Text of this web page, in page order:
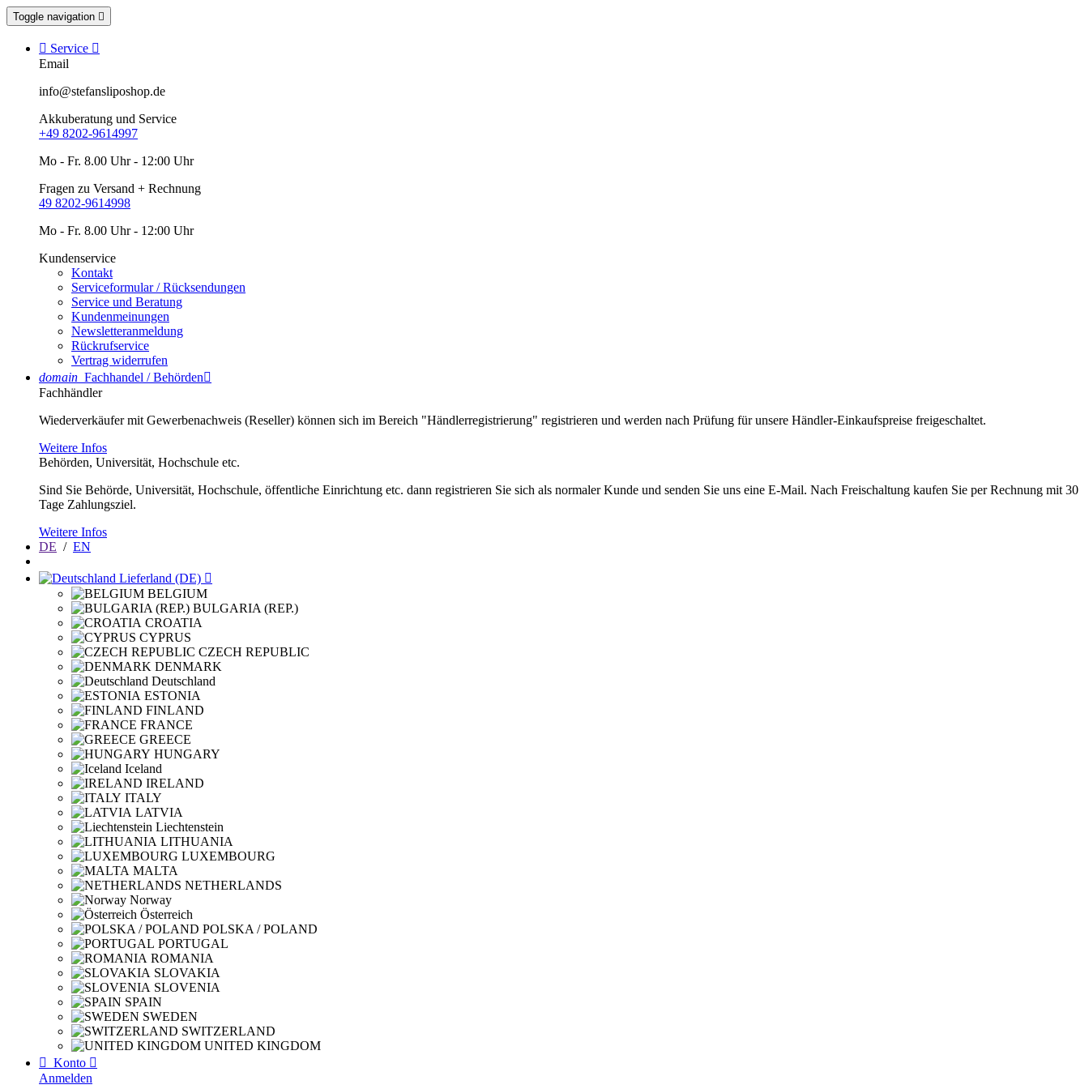
Toggle navigation 
 Service 
Email
info@stefansliposhop.de
Akkuberatung und Service
+49 8202-9614997
Mo - Fr. 8.00 Uhr - 12:00 Uhr
Fragen zu Versand + Rechnung
49 8202-9614998
Mo - Fr. 8.00 Uhr - 12:00 Uhr
Kundenservice
Kontakt
Serviceformular / Rücksendungen
Service und Beratung
Kundenmeinungen
Newsletteranmeldung
Rückrufservice
Vertrag widerrufen
domain Fachhandel / Behörden
Fachhändler
Wiederverkäufer mit Gewerbenachweis (Reseller) können sich im Bereich "Händlerregistrierung" registrieren und werden nach Prüfung für unsere Händler-Einkaufspreise freigeschaltet.
Weitere Infos
Behörden, Universität, Hochschule etc.
Sind Sie Behörde, Universität, Hochschule, öffentliche Einrichtung etc. dann registrieren Sie sich als normaler Kunde und senden Sie uns eine E-Mail. Nach Freischaltung kaufen Sie per Rechnung mit 30
Tage Zahlungsziel.
Weitere Infos
DE / EN
Lieferland (DE) 
BELGIUM
BULGARIA (REP.)
CROATIA
CYPRUS
CZECH REPUBLIC
DENMARK
Deutschland
ESTONIA
FINLAND
FRANCE
GREECE
HUNGARY
Iceland
IRELAND
ITALY
LATVIA
Liechtenstein
LITHUANIA
LUXEMBOURG
MALTA
NETHERLANDS
Norway
Österreich
POLSKA / POLAND
PORTUGAL
ROMANIA
SLOVAKIA
SLOVENIA
SPAIN
SWEDEN
SWITZERLAND
UNITED KINGDOM
 Konto 
Anmelden